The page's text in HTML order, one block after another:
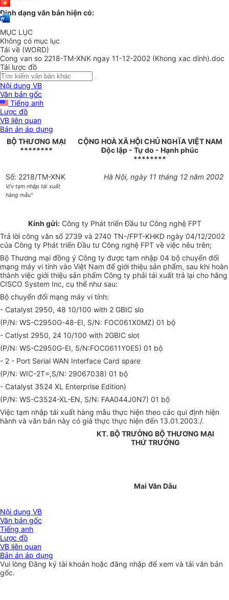
Định dạng văn bản hiện có:
MỤC LỤC
Không có mục lục
Tải về (WORD)
Cong van so 2218-TM-XNK ngay 11-12-2002 (Khong xac dinh).doc
Tải lược đồ
Nội dung VB
Văn bản gốc
Tiếng anh
Lược đồ
VB liên quan
Bản án áp dụng
BỘ THƯƠNG MẠI
********
CỘNG HOÀ XÃ HỘI CHỦ NGHĨA VIỆT NAM
Độc lập - Tự do - Hạnh phúc
********
Số: 2218/TM-XNK
V/v tạm nhập tái xuất
hàng mẫu"
Hà Nội, ngày 11 tháng 12 năm 2002
Kính gửi:Công ty Phát triển Đầu tư Công nghệ FPT
Trả lời công văn số 2739 và 2740 TN-/FPT-KHKD ngày 04/12/2002
của Công ty Phát triển Đầu tư Công nghệ FPT về việc nêu trên;
Bộ Thương mại đồng ý Công ty được tạm nhập 04 bộ chuyển đổi
mạng máy vi tính vào Việt Nam để giới thiệu sản phẩm, sau khi hoàn
thành việc giới thiệu sản phẩm Công ty phải tái xuất trả lại cho hãng
CISCO System Inc, cụ thể như sau:
Bộ chuyển đổi mạng máy vi tính:
- Catalyst 2950, 48 10/100 with 2 GBIC slo
(P/N: WS-C2950G-48-EI, S/N: FOC061X0MZ) 01 bộ
- Catlyst 2950, 24 10/100 with 2GBIC slot
(P/N: WS-C2950G-EI, S/N:FOC0611Y0E5) 01 bộ
- 2 - Port Serial WAN Interface Card spare
(P/N: WIC-2T=,S/N: 29067038) 01 bộ
- Catalyst 3524 XL Enterprise Edition)
(P/N: WS-C3524-XL-EN, S/N: FAA044J0N7) 01 bộ
Việc tạm nhập tái xuất hàng mẫu thực hiện theo các qui định hiện
hành và văn bản này có giá thực thực hiện đến 13.01.2003./.
KT. BỘ TRƯỞNG BỘ THƯƠNG MẠI
THỨ TRƯỞNG
Mai Văn Dâu
Nội dung VB
Văn bản gốc
Tiếng anh
Lược đồ
VB liên quan
Bản án áp dụng
Vui lòngĐăng ký tài khoản hoặc đăng nhập để xem và tải văn bản
gốc.